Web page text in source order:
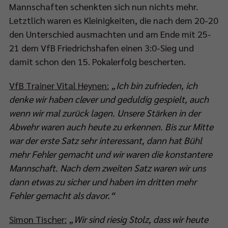
Mannschaften schenkten sich nun nichts mehr.
Letztlich waren es Kleinigkeiten, die nach dem 20-20
den Unterschied ausmachten und am Ende mit 25-
21 dem VfB Friedrichshafen einen 3:0-Sieg und
damit schon den 15. Pokalerfolg bescherten.
VfB Trainer Vital Heynen: „Ich bin zufrieden, ich
denke wir haben clever und geduldig gespielt, auch
wenn wir mal zurück lagen. Unsere Stärken in der
Abwehr waren auch heute zu erkennen. Bis zur Mitte
war der erste Satz sehr interessant, dann hat Bühl
mehr Fehler gemacht und wir waren die konstantere
Mannschaft. Nach dem zweiten Satz waren wir uns
dann etwas zu sicher und haben im dritten mehr
Fehler gemacht als davor.“
Simon Tischer: „Wir sind riesig Stolz, dass wir heute